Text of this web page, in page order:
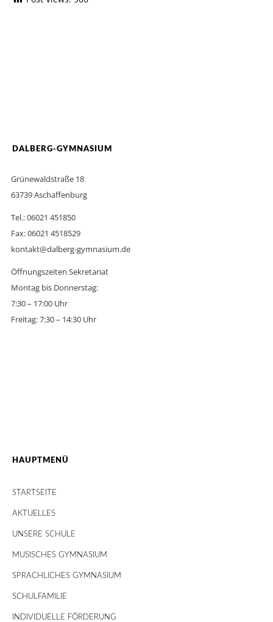
DALBERG-GYMNASIUM
Grünewaldstraße 18
63739 Aschaffenburg
Tel.: 06021 451850
Fax: 06021 4518529
kontakt@dalberg-gymnasium.de
Öffnungszeiten Sekretariat
Montag bis Donnerstag:
7:30 – 17:00 Uhr
Freitag: 7:30 – 14:30 Uhr
HAUPTMENÜ
STARTSEITE
AKTUELLES
UNSERE SCHULE
MUSISCHES GYMNASIUM
SPRACHLICHES GYMNASIUM
SCHULFAMILIE
INDIVIDUELLE FÖRDERUNG